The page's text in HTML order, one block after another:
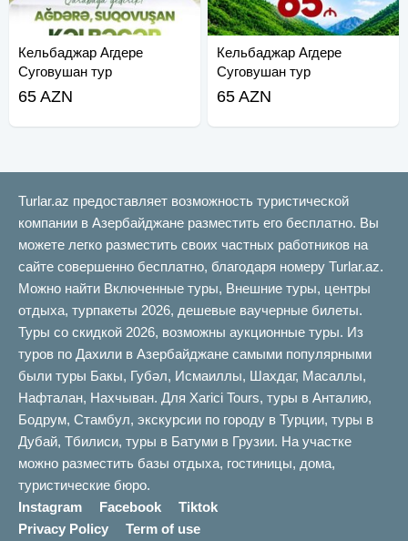
Кельбаджар Агдере
Суговушан тур
65 AZN
Кельбаджар Агдере
Суговушан тур
65 AZN
Turlar.az предоставляет возможность туристической
компании в Азербайджане разместить его бесплатно. Вы
можете легко разместить своих частных работников на
сайте совершенно бесплатно, благодаря номеру Turlar.az.
Можно найти Включенные туры, Внешние туры, центры
отдыха, турпакеты 2026, дешевые ваучерные билеты.
Туры со скидкой 2026, возможны аукционные туры. Из
туров по Дахили в Азербайджане самыми популярными
были туры Бакы, Губəл, Исмаиллы, Шахдаг, Масаллы,
Нафталан, Нахчыван. Для Xarici Tours, туры в Анталию,
Бодрум, Стамбул, экскурсии по городу в Турции, туры в
Дубай, Тбилиси, туры в Батуми в Грузии. На участке
можно разместить базы отдыха, гостиницы, дома,
туристические бюро.
Instagram
Facebook
Tiktok
Privacy Policy
Term of use